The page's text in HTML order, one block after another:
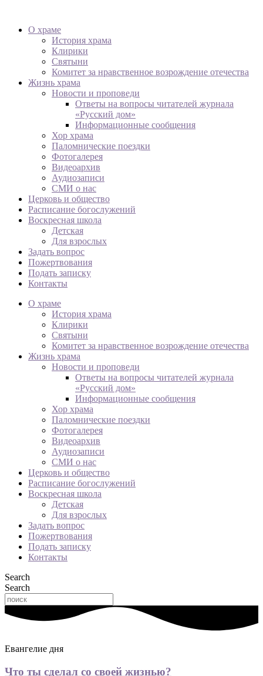
О храме
История храма
Клирики
Святыни
Комитет за нравственное возрождение отечества
Жизнь храма
Новости и проповеди
Ответы на вопросы читателей журнала
«Русский дом»
Информационные сообщения
Хор храма
Паломнические поездки
Фотогалерея
Видеоархив
Аудиозаписи
СМИ о нас
Церковь и общество
Расписание богослужений
Воскресная школа
Детская
Для взрослых
Задать вопрос
Пожертвования
Подать записку
Контакты
О храме
История храма
Клирики
Святыни
Комитет за нравственное возрождение отечества
Жизнь храма
Новости и проповеди
Ответы на вопросы читателей журнала
«Русский дом»
Информационные сообщения
Хор храма
Паломнические поездки
Фотогалерея
Видеоархив
Аудиозаписи
СМИ о нас
Церковь и общество
Расписание богослужений
Воскресная школа
Детская
Для взрослых
Задать вопрос
Пожертвования
Подать записку
Контакты
Search
Search
Евангелие дня
Что ты сделал со своей жизнью?